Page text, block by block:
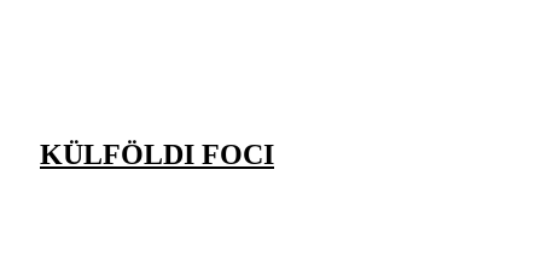
KÜLFÖLDI FOCI